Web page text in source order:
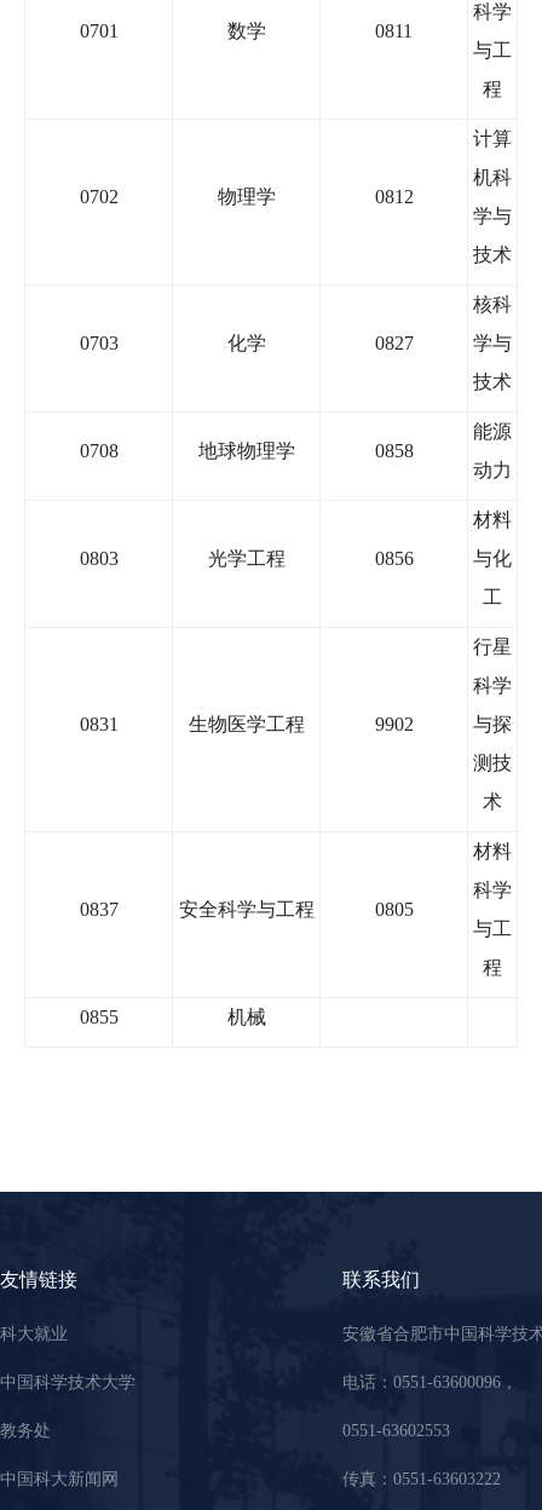
0701 数学 0811
科学
与工
程
0702 物理学 0812
计算
机科
学与
技术
0703 化学 0827
核科
学与
技术
0708 地球物理学 0858
能源
动力
0803 光学工程 0856
材料
与化
工
0831 生物医学工程 9902
行星
科学
与探
测技
术
0837 安全科学与工程 0805
材料
科学
与工
程
0855 机械
友情链接
科大就业
中国科学技术大学
教务处
中国科大新闻网
联系我们
安徽省合肥市中国科学技
电话：0551-63600096，
0551-63602553
传真：0551-63603222